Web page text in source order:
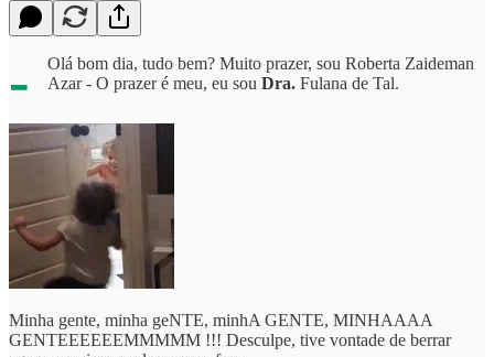
-
Olá bom dia, tudo bem? Muito prazer, sou Roberta Zaideman
Azar - O prazer é meu, eu sou Dra. Fulana de Tal.
Minha gente, minha geNTE, minhA GENTE, MINHAAAA
GENTEEEEEEMMMMM !!! Desculpe, tive vontade de berrar